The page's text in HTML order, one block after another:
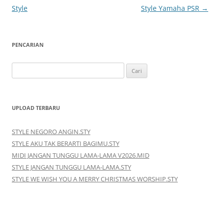
Tulisan
Style
Style Yamaha PSR →
PENCARIAN
untuk:
UPLOAD TERBARU
STYLE NEGORO ANGIN.STY
STYLE AKU TAK BERARTI BAGIMU.STY
MIDI JANGAN TUNGGU LAMA-LAMA V2026.MID
STYLE JANGAN TUNGGU LAMA-LAMA.STY
STYLE WE WISH YOU A MERRY CHRISTMAS WORSHIP.STY